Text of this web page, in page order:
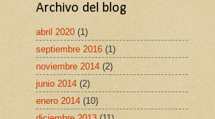
Archivo del blog
abril 2020 (1)
septiembre 2016 (1)
noviembre 2014 (2)
junio 2014 (2)
enero 2014 (10)